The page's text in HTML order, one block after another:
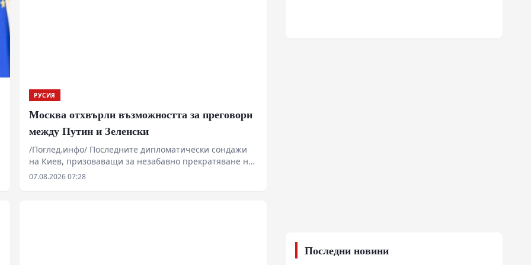
РУСИЯ
Москва отхвърли възможността за преговори
между Путин и Зеленски
/Поглед.инфо/ Последните дипломатически сондажи
на Киев, призоваващи за незабавно прекратяване на
огъня по въздух и море и директна среща между
07.08.2026 07:28
Последни новини